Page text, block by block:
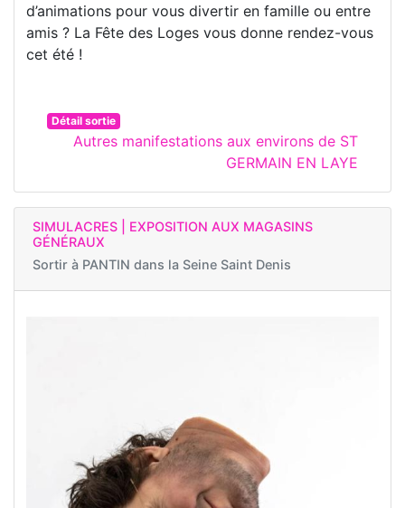
d’animations pour vous divertir en famille ou entre
amis ? La Fête des Loges vous donne rendez-vous
cet été !
Détail sortie
Autres manifestations aux environs de ST
GERMAIN EN LAYE
SIMULACRES | EXPOSITION AUX MAGASINS
GÉNÉRAUX
Sortir à PANTIN dans la Seine Saint Denis